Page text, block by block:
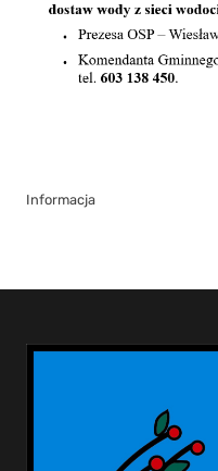
Informacja